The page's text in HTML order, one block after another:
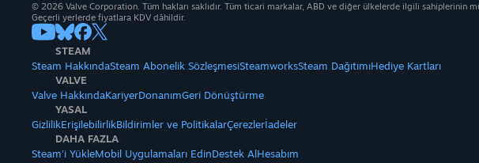
© 2026 Valve Corporation. Tüm hakları saklıdır. Tüm ticari markalar, ABD ve diğer ülkelerde ilgili sahiplerinin
Geçerli yerlerde fiyatlara KDV dâhildir.
STEAM
Steam HakkındaSteam Abonelik SözleşmesiSteamworksSteam DağıtımıHediye Kartları
VALVE
Valve HakkındaKariyerDonanımGeri Dönüştürme
YASAL
GizlilikErişilebilirlikBildirimler ve PolitikalarÇerezlerİadeler
DAHA FAZLA
Steam'i YükleMobil Uygulamaları EdinDestek AlHesabım